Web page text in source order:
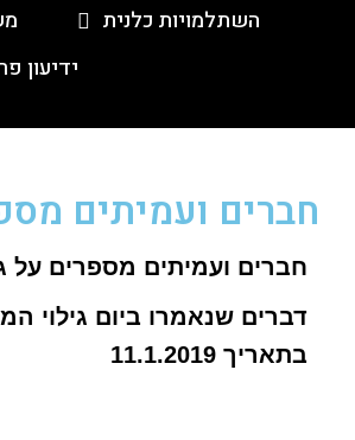
השתלמויות כלנית
ידיעון
חברים ועמיתים
חברים ועמיתים מספרים על
דברים שנאמרו ביום גילוי
בתאריך 11.1.2019